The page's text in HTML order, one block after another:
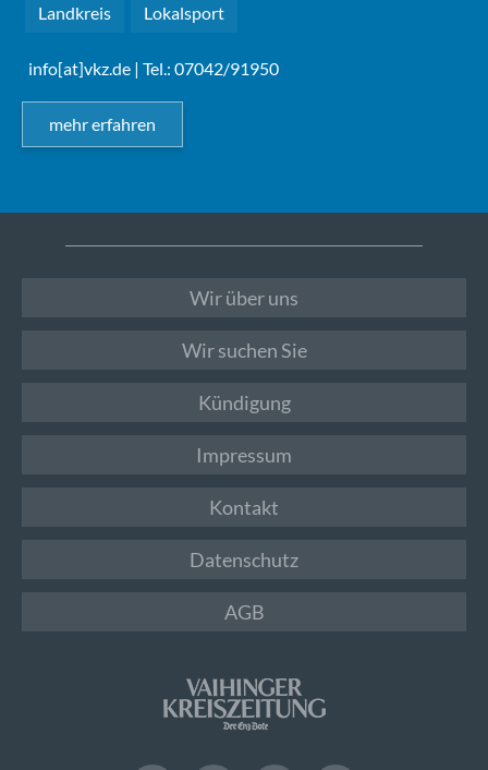
Landkreis Lokalsport
info[at]vkz.de | Tel.: 07042/91950
mehr erfahren
Wir über uns
Wir suchen Sie
Kündigung
Impressum
Kontakt
Datenschutz
AGB